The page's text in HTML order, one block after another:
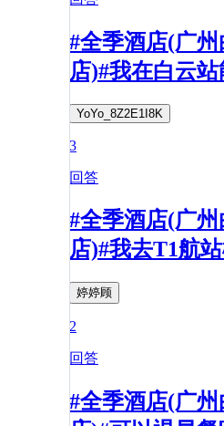
#全季酒店(广
店)#我在白云
YoYo_8Z2E1I8K
3
回答
#全季酒店(广
店)#我去T1航
婷婷顾
2
回答
#全季酒店(广